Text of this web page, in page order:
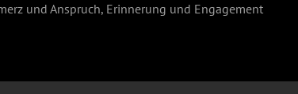
und Anspruch, Erinnerung und Engagement